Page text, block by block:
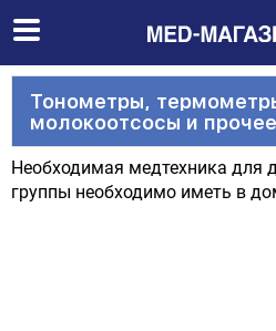
Тонометры,
молокоотсосы и прочее
Необходимая медтехника для
группы необходимо иметь в